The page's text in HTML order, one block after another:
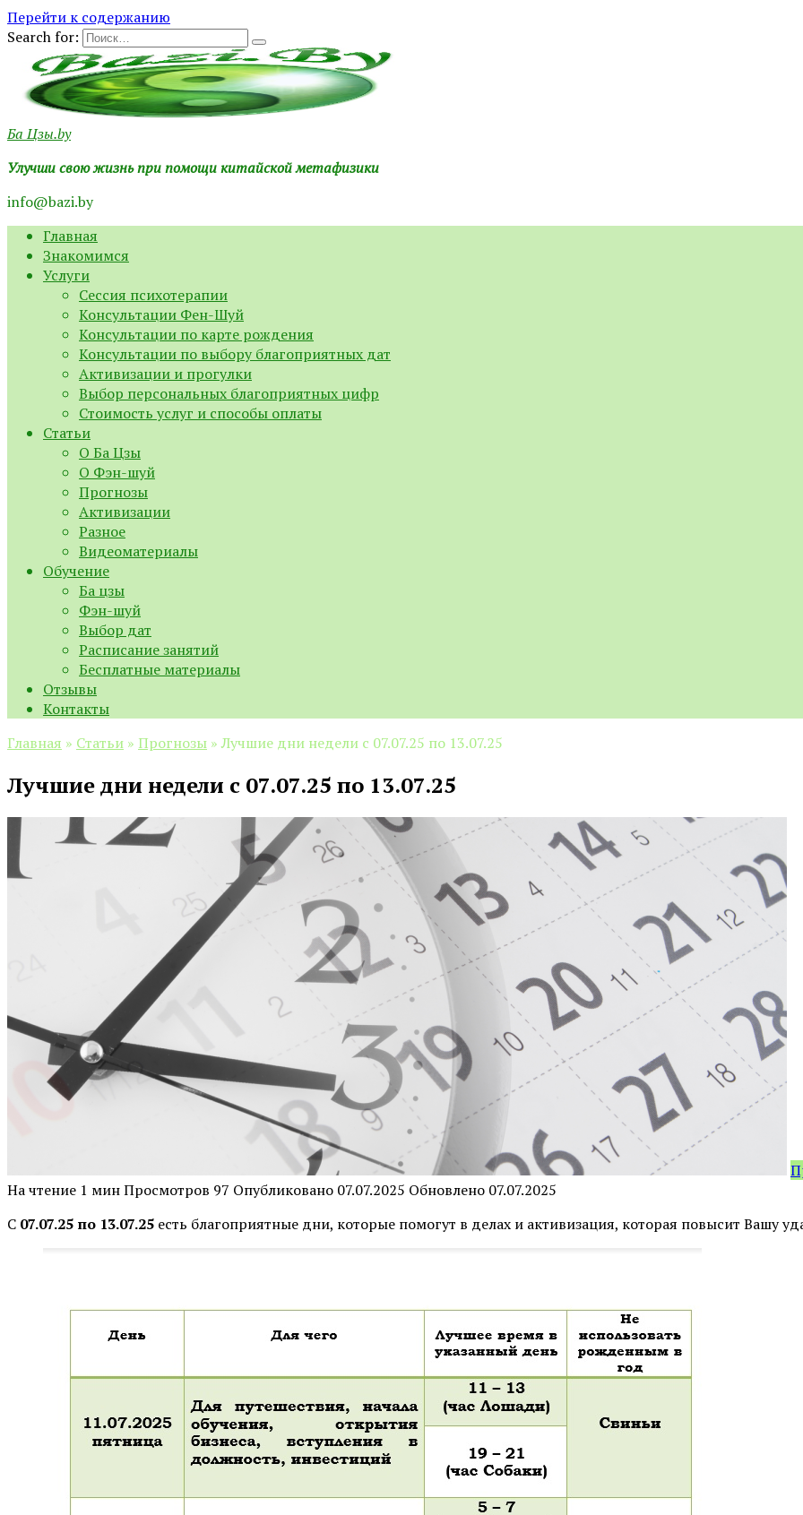
Перейти к содержанию
Search for:
Ба Цзы.by
Улучши свою жизнь при помощи китайской метафизики
info@bazi.by
Главная
Знакомимся
Услуги
Сессия психотерапии
Консультации Фен-Шуй
Консультации по карте рождения
Консультации по выбору благоприятных дат
Активизации и прогулки
Выбор персональных благоприятных цифр
Стоимость услуг и способы оплаты
Статьи
О Ба Цзы
О Фэн-шуй
Прогнозы
Активизации
Разное
Видеоматериалы
Обучение
Ба цзы
Фэн-шуй
Выбор дат
Расписание занятий
Бесплатные материалы
Отзывы
Контакты
Главная » Статьи » Прогнозы » Лучшие дни недели с 07.07.25 по 13.07.25
Лучшие дни недели с 07.07.25 по 13.07.25
На чтение 1 минПросмотров 97 Опубликовано 07.07.2025 Обновлено 07.07.2025
С 07.07.25 по 13.07.25 есть благоприятные дни, которые помогут в делах и активизация, которая повысит Вашу